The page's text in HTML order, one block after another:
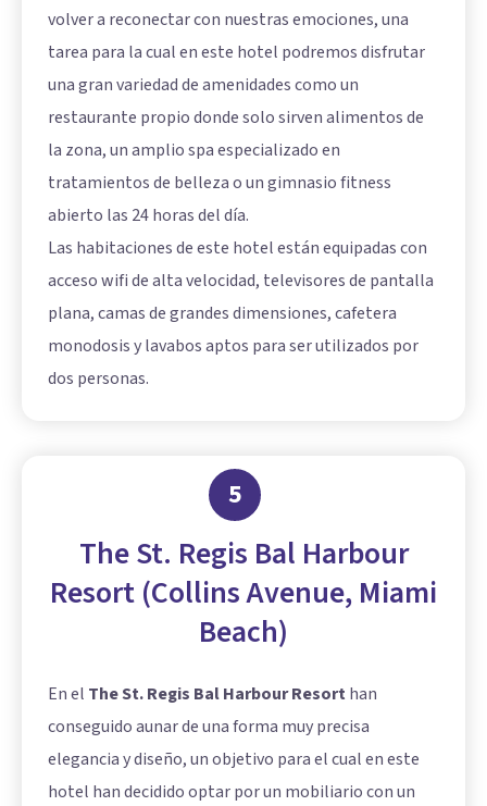
volver a reconectar con nuestras emociones, una
tarea para la cual en este hotel podremos disfrutar
una gran variedad de amenidades como un
restaurante propio donde solo sirven alimentos de
la zona, un amplio spa especializado en
tratamientos de belleza o un gimnasio fitness
abierto las 24 horas del día.
Las habitaciones de este hotel están equipadas con
acceso wifi de alta velocidad, televisores de pantalla
plana, camas de grandes dimensiones, cafetera
monodosis y lavabos aptos para ser utilizados por
dos personas.
5
The St. Regis Bal Harbour
Resort (Collins Avenue, Miami
Beach)
En el The St. Regis Bal Harbour Resorthan
conseguido aunar de una forma muy precisa
elegancia y diseño, un objetivo para el cual en este
hotel han decidido optar por un mobiliario con un